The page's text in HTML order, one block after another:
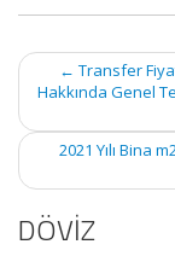
Post
navigation
← Transfer
Hakkında Genel
2021 Yılı Bina
DÖVİZ